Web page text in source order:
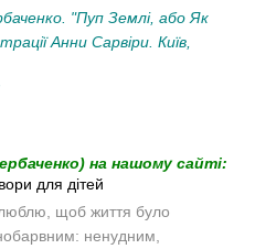
"Пуп Землі, або Як
Анни Сарвіри. Київ,
на нашому сайті:
для дітей
щоб життя було
ненудним,